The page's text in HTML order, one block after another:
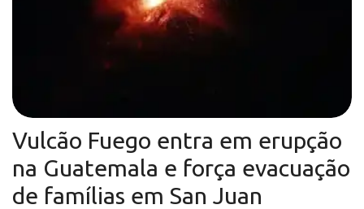
Vulcão Fuego entra em erupção
na Guatemala e força evacuação
de famílias em San Juan